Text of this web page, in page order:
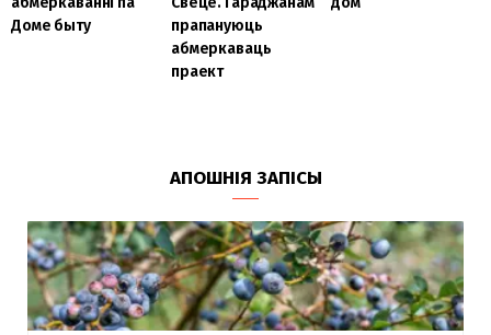
Доме быту
прапануюць
абмеркаваць
праект
АПОШНІЯ ЗАПІСЫ